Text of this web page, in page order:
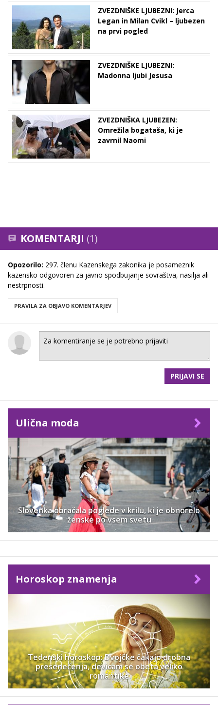
ZVEZDNIŠKE LJUBEZNI: Jerca
Legan in Milan Cvikl – ljubezen
na prvi pogled
ZVEZDNIŠKE LJUBEZNI:
Madonna ljubi Jesusa
ZVEZDNIŠKA LJUBEZEN:
Omrežila bogataša, ki je
zavrnil Naomi
KOMENTARJI (1)
Opozorilo: 297. členu Kazenskega zakonika je posameznik
kazensko odgovoren za javno spodbujanje sovraštva, nasilja ali
nestrpnosti.
PRAVILA ZA OBJAVO KOMENTARJEV
PRIJAVI SE
Ulična moda
Slovenka obračala poglede v krilu, ki je obnorelo
ženske po vsem svetu
Horoskop znamenja
Tedenski horoskop: Dvojčke čakajo drobna
presenečenja, devicam se obeta veliko
romantike